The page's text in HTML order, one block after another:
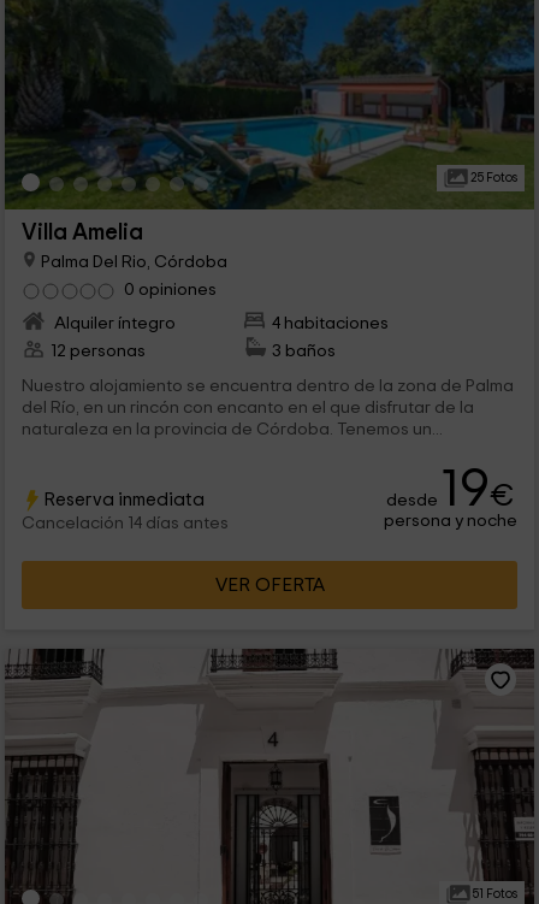
25 Fotos
Villa Amelia
Palma Del Rio, Córdoba
0 opiniones
Alquiler íntegro
4 habitaciones
12 personas
3 baños
Nuestro alojamiento se encuentra dentro de la zona de Palma
del Río, en un rincón con encanto en el que disfrutar de la
naturaleza en la provincia de Córdoba. Tenemos un...
Reserva inmediata
Cancelación 14 días antes
desde 19€
persona y noche
VER OFERTA
51 Fotos